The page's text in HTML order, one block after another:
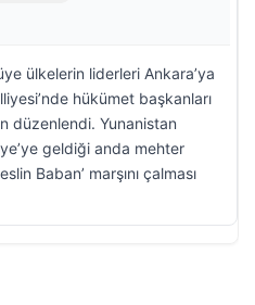
ülkelerin liderleri Ankara’ya
hükümet başkanları
düzenlendi. Yunanistan
geldiği anda mehter
Baban’ marşını çalması